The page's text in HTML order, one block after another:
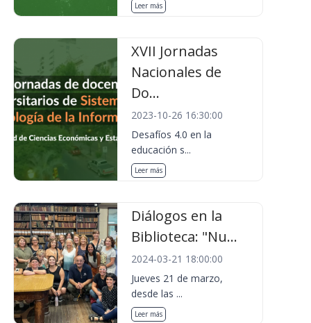
Leer más
XVII Jornadas
Nacionales de
Do...
2023-10-26 16:30:00
Desafíos 4.0 en la
educación s...
Leer más
Diálogos en la
Biblioteca: "Nu...
2024-03-21 18:00:00
Jueves 21 de marzo,
desde las ...
Leer más